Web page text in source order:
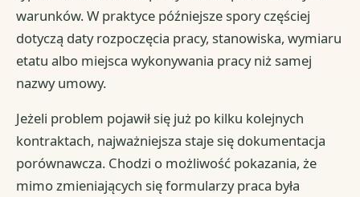
warunków. W praktyce późniejsze spory częściej
dotyczą daty rozpoczęcia pracy, stanowiska, wymiaru
etatu albo miejsca wykonywania pracy niż samej
nazwy umowy.
Jeżeli problem pojawił się już po kilku kolejnych
kontraktach, najważniejsza staje się dokumentacja
porównawcza. Chodzi o możliwość pokazania, że
mimo zmieniających się formularzy praca była